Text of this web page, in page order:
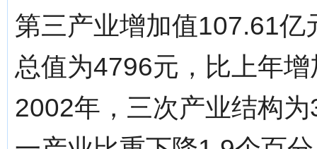
第三产业增加值107.61
总值为4796元，比上年
2002年，三次产业结构